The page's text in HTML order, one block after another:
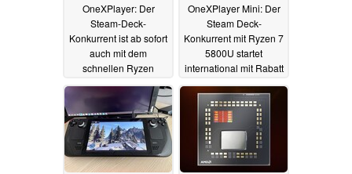
OneXPlayer: Der
Steam-Deck-
Konkurrent ist ab sofort
auch mit dem
schnellen Ryzen
5800U erhältlich
26.04.2022
OneXPlayer Mini: Der
Steam Deck-
Konkurrent mit Ryzen 7
5800U startet
international mit Rabatt
07.04.2022